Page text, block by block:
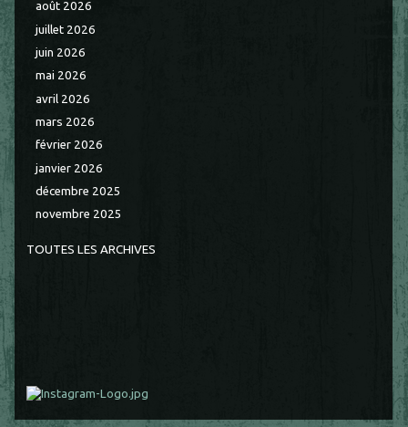
août 2026
juillet 2026
juin 2026
mai 2026
avril 2026
mars 2026
février 2026
janvier 2026
décembre 2025
novembre 2025
TOUTES LES ARCHIVES